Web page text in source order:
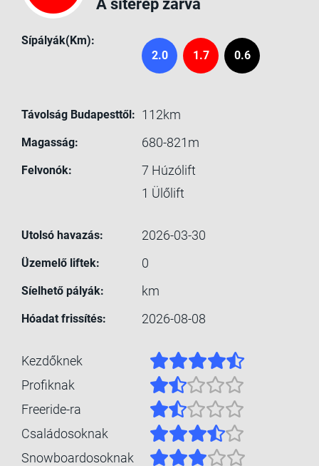
A síterep zárva
Sípályák(Km):
2.0
1.7 0.6
Távolság Budapesttől: 112km
Magasság: 680-821m
Felvonók: 7 Húzólift
1 Ülőlift
Utolsó havazás: 2026-03-30
Üzemelő liftek: 0
Síelhető pályák: km
Hóadat frissítés: 2026-08-08
Kezdőknek
Profiknak
Freeride-ra
Családosoknak
Snowboardosoknak